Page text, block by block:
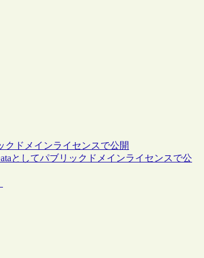
クドメインライセンスで公開
としてパブリックドメインライセンスで公